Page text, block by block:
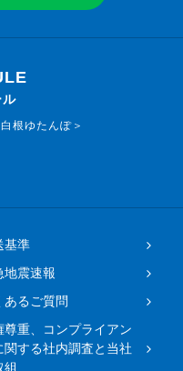
ル
根ゆたんぽ＞
基準
地震速報
あるご質問
尊重、コンプライアン
関する社内調査と当社
組